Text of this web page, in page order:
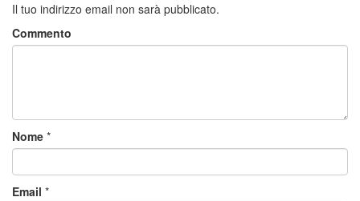
Il tuo indirizzo email non sarà pubblicato.
Commento
Nome *
Email *